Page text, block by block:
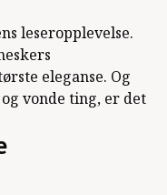
leseropplevelse.
eleganse. Og
vonde ting, er det